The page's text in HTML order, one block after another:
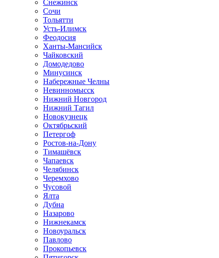
Снежинск
Сочи
Тольятти
Усть-Илимск
Феодосия
Ханты-Мансийск
Чайковский
Домодедово
Минусинск
Набережные Челны
Невинномысск
Нижний Новгород
Нижний Тагил
Новокузнецк
Октябрьский
Петергоф
Ростов-на-Дону
Тимашёвск
Чапаевск
Челябинск
Черемхово
Чусовой
Ялта
Дубна
Назарово
Нижнекамск
Новоуральск
Павлово
Прокопьевск